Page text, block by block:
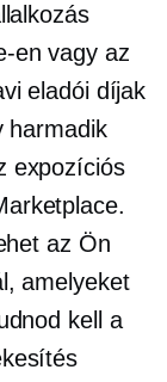
en vagy az
eladói díjak
harmadik
expozíciós
az Ön
amelyeket
kell a